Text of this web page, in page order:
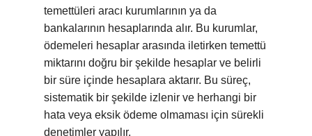
temettüleri aracı kurumlarının ya da
bankalarının hesaplarında alır. Bu kurumlar,
ödemeleri hesaplar arasında iletirken temettü
miktarını doğru bir şekilde hesaplar ve belirli
bir süre içinde hesaplara aktarır. Bu süreç,
sistematik bir şekilde izlenir ve herhangi bir
hata veya eksik ödeme olmaması için sürekli
denetimler yapılır.